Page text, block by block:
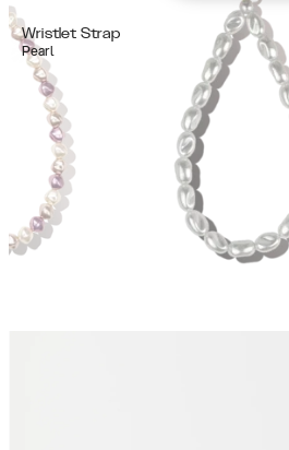
Wristlet Strap
Pearl